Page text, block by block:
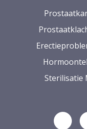
Sterilisatie